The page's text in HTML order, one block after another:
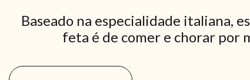
Baseado na especialidade italiana,
feta é de comer e chorar por